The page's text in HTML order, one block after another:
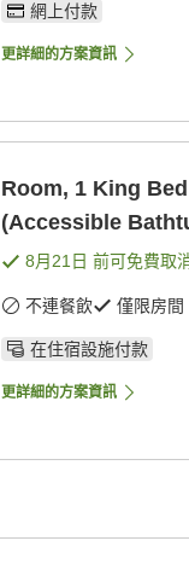
網上付款
更詳細的方案資訊
Room, 1 King
(Accessible
8月21日 前可免費取
不連餐飲 僅限房間
在住宿設施付款
更詳細的方案資訊